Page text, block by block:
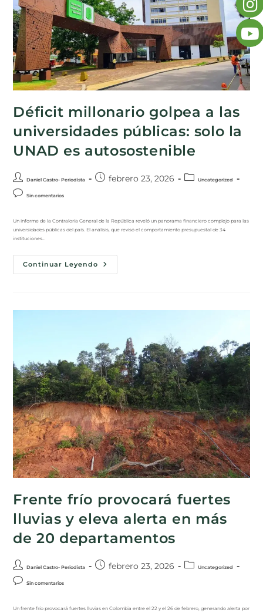
Déficit millonario golpea a las
universidades públicas: solo la
UNAD es autosostenible
Daniel Castro- Periodista febrero 23, 2026 Uncategorized
Sin comentarios
Un informe de la Contraloría General de la República reveló un panorama financiero complejo para las
universidades públicas del país. El análisis, que revisó el comportamiento presupuestal de 34
instituciones…
Continuar Leyendo
Frente frío provocará fuertes
lluvias y eleva alerta en más
de 20 departamentos
Daniel Castro- Periodista febrero 23, 2026 Uncategorized
Sin comentarios
Un frente frío provocará fuertes lluvias en Colombia entre el 22 y el 26 de febrero, generando alerta por